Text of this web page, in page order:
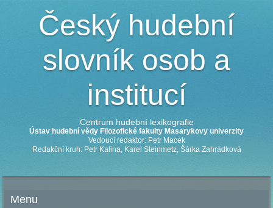
Český hudební
slovník osob a
institucí
Centrum hudební lexikografie
Ústav hudební vědy Filozofické fakulty Masarykovy univerzity
Vedoucí redaktor: Petr Macek
Redakční kruh: Petr Kalina, Karel Steinmetz, Šárka Zahrádková
Menu